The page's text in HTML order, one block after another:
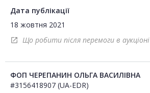
Дата публікації
18 жовтня 2021
open_in_new Що робити після перемоги в аукціоні
ФОП ЧЕРЕПАНИН ОЛЬГА ВАСИЛІВНА
#3156418907 (UA-EDR)